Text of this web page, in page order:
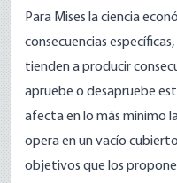
Para Mises la ciencia
consecuencias
tienden a producir
apruebe o desapruebe
afecta en lo más mínimo
opera en un vacío
objetivos que los